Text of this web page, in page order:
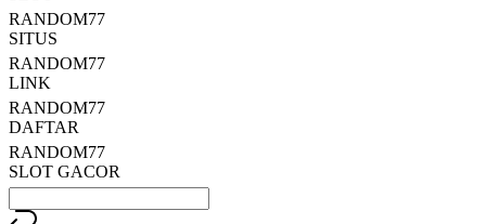
RANDOM77
SITUS
RANDOM77
LINK
RANDOM77
DAFTAR
RANDOM77
SLOT GACOR